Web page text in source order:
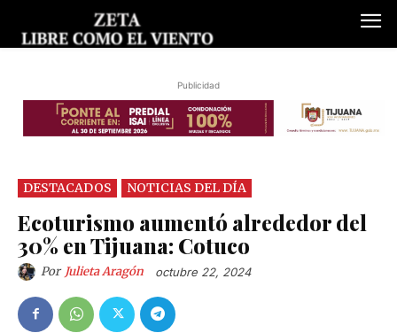
Publicidad
DESTACADOS NOTICIAS DEL DÍA
Ecoturismo aumentó alrededor del
30% en Tijuana: Cotuco
Por Julieta Aragón octubre 22, 2024